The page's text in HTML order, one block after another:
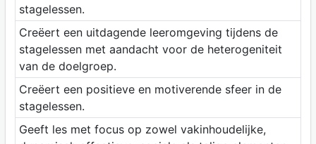
stagelessen.
Creëert een uitdagende leeromgeving tijdens de
stagelessen met aandacht voor de heterogeniteit
van de doelgroep.
Creëert een positieve en motiverende sfeer in de
stagelessen.
Geeft les met focus op zowel vakinhoudelijke,